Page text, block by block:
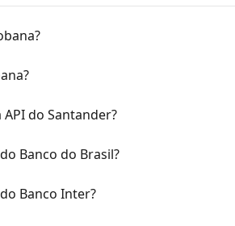
do Santander?
Banco do Brasil?
Banco Inter?